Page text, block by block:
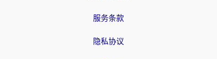
服务条款
隐私协议